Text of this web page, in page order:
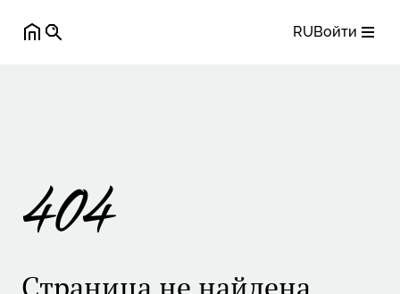
RUВойти
404